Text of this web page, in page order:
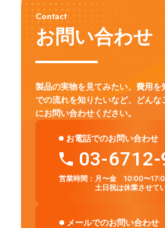
Contact
お問い合わせ
製品の実物を見てみたい、費用を
での流れを知りたいなど、
どんな
にお問い合わせください。
お電話でのお問い合わせ
03-6712-
営業時間： 月〜金 10:00〜
土日祝は休業させて
メールでのお問い合わせ